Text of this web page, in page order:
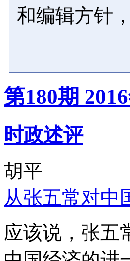
和编辑方针
第180期
时政述评
胡平
从张五常对中
应该说，张五